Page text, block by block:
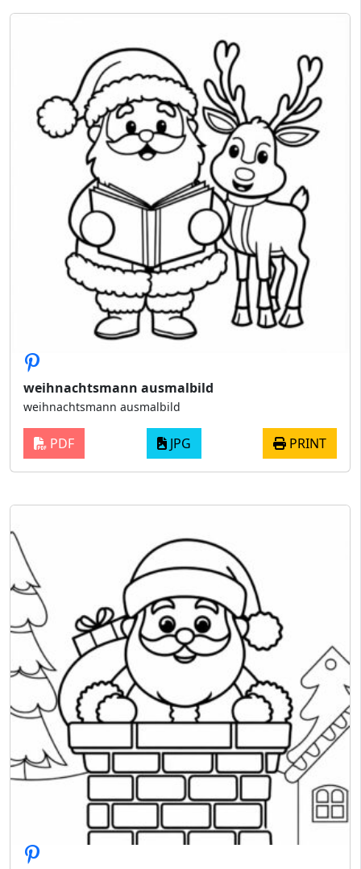
weihnachtsmann ausmalbild
weihnachtsmann ausmalbild
PDF JPG PRINT